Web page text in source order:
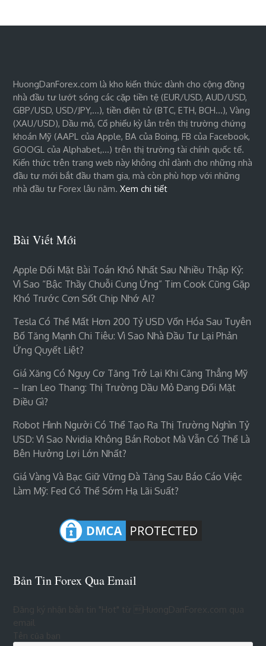
HuongDanForex.com là kho kiến thức dành cho cộng đồng
nhà đầu tư lướt sóng các cặp tiền tệ (EUR/USD, AUD/USD,
GBP/USD, USD/JPY,…), tiền điện tử (BTC, ETH, BCH…), Vàng
(XAU/USD), Dầu mỏ, Cổ phiếu kỳ lân trên thị trường chứng
khoán Mỹ (AAPL của Apple, BA của Boing, FB của Facebook,
GOOGL của Alphabet,…) trên thị trường tài chính quốc tế.
Kiến thức trên trang web này không chỉ dành cho những nhà
đầu tư mới bắt đầu tham gia, mà còn phù hợp với những
nhà đầu tư Forex lâu năm.Xem chi tiết
Bài Viết Mới
Apple Đối Mặt Bài Toán Khó Nhất Sau Nhiều Thập Kỷ:
Vì Sao “bậc Thầy Chuỗi Cung Ứng” Tim Cook Cũng Gặp
Khó Trước Cơn Sốt Chip Nhớ AI?
Tesla Có Thể Mất Hơn 200 Tỷ USD Vốn Hóa Sau Tuyên
Bố Tăng Mạnh Chi Tiêu: Vì Sao Nhà Đầu Tư Lại Phản
Ứng Quyết Liệt?
Giá Xăng Có Nguy Cơ Tăng Trở Lại Khi Căng Thẳng Mỹ
– Iran Leo Thang: Thị Trường Dầu Mỏ Đang Đối Mặt
Điều Gì?
Robot Hình Người Có Thể Tạo Ra Thị Trường Nghìn Tỷ
USD: Vì Sao Nvidia Không Bán Robot Mà Vẫn Có Thể Là
Bên Hưởng Lợi Lớn Nhất?
Giá Vàng Và Bạc Giữ Vững Đà Tăng Sau Báo Cáo Việc
Làm Mỹ: Fed Có Thể Sớm Hạ Lãi Suất?
Bản Tin Forex Qua Email
Đăng ký nhận bản tin "Hot" từ HuongDanForex.com qua
Tên của bạn